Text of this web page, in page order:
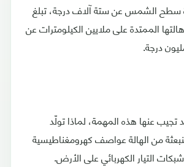
سطح الشمس عن ستة آلاف درجة، تبلغ
الممتدة على ملايين الكيلومترات عن
درجة.
تجيب عنها هذه المهمة، لماذا تولّد
من الهالة عواصف كهرومغناطيسية
التيار الكهربائي على الأرض.